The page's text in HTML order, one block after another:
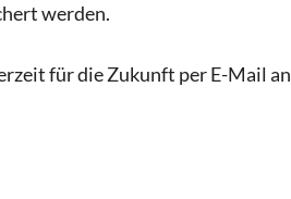
werden.
für die Zukunft per E-Mail an